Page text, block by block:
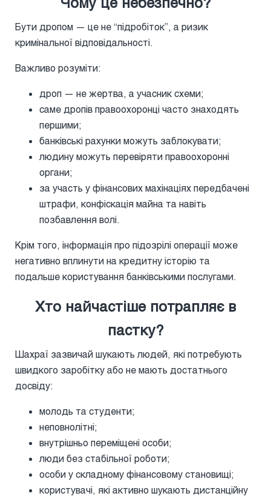
Бути дропом — це не “підробіток”, а ризик
кримінальної відповідальності.
Важливо розуміти:
дроп — не жертва, а учасник схеми;
саме дропів правоохоронці часто знаходять
першими;
банківські рахунки можуть заблокувати;
людину можуть перевіряти правоохоронні
органи;
за участь у фінансових махінаціях передбачені
штрафи, конфіскація майна та навіть
позбавлення волі.
Крім того, інформація про підозрілі операції може
негативно вплинути на кредитну історію та
подальше користування банківськими послугами.
Хто найчастіше потрапляє в
пастку?
Шахраї зазвичай шукають людей, які потребують
швидкого заробітку або не мають достатнього
досвіду:
молодь та студенти;
неповнолітні;
внутрішньо переміщені особи;
люди без стабільної роботи;
особи у складному фінансовому становищі;
користувачі, які активно шукають дистанційну